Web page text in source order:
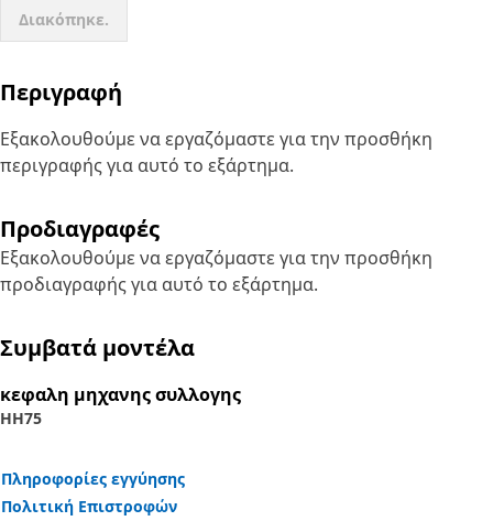
Διακόπηκε.
Περιγραφή
Εξακολουθούμε να εργαζόμαστε για την προσθήκη
περιγραφής για αυτό το εξάρτημα.
Προδιαγραφές
Εξακολουθούμε να εργαζόμαστε για την προσθήκη
προδιαγραφής για αυτό το εξάρτημα.
Συμβατά μοντέλα
κεφαλη μηχανης συλλογης
HH75
Πληροφορίες εγγύησης
Πολιτική Επιστροφών